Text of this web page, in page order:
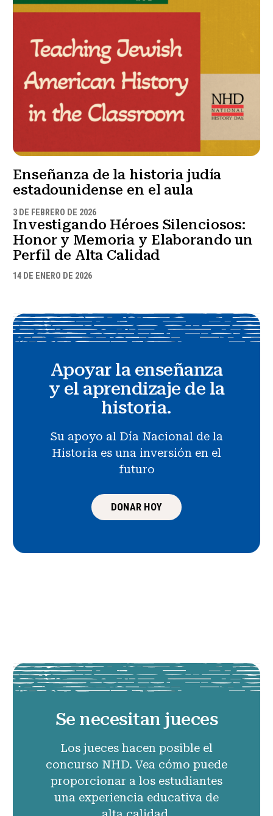
Enseñanza de la historia judía
estadounidense en el aula
3 DE FEBRERO DE 2026
Investigando Héroes Silenciosos:
Honor y Memoria y Elaborando un
Perfil de Alta Calidad
14 DE ENERO DE 2026
Apoyar la enseñanza
y el aprendizaje de la
historia.
Su apoyo al Día Nacional de la
Historia es una inversión en el
futuro
DONAR HOY
Se necesitan jueces
Los jueces hacen posible el
concurso NHD. Vea cómo puede
proporcionar a los estudiantes
una experiencia educativa de